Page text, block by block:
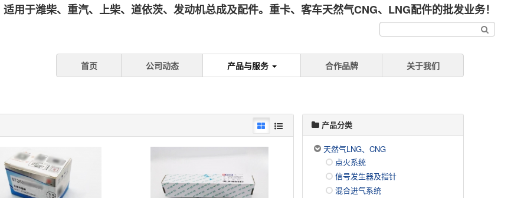
用于潍柴、重汽、上柴、道依茨、发动机总成及配件。重卡、客车天然气CNG、LNG配件的批发业务！
首页 公司动态 产品与服务 合作品牌 关于我们
产品分类
天然气LNG、CNG
点火系统
信号发生器及指针
混合进气系统